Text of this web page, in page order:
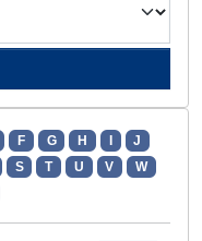
F G H
J
S T U V
W